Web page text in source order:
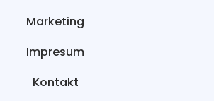
Marketing
Impresum
Kontakt